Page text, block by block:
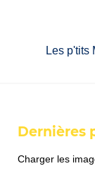
Les p'tits
Dernières
Charger les